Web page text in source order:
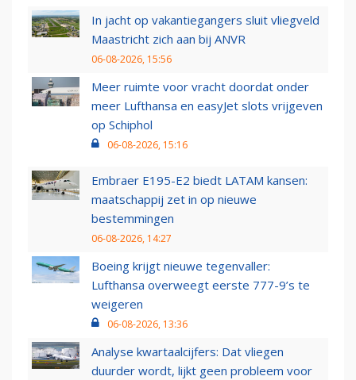
In jacht op vakantiegangers sluit vliegveld
Maastricht zich aan bij ANVR
06-08-2026, 15:56
Meer ruimte voor vracht doordat onder
meer Lufthansa en easyJet slots vrijgeven
op Schiphol
06-08-2026, 15:16
Embraer E195-E2 biedt LATAM kansen:
maatschappij zet in op nieuwe
bestemmingen
06-08-2026, 14:27
Boeing krijgt nieuwe tegenvaller:
Lufthansa overweegt eerste 777-9’s te
weigeren
06-08-2026, 13:36
Analyse kwartaalcijfers: Dat vliegen
duurder wordt, lijkt geen probleem voor